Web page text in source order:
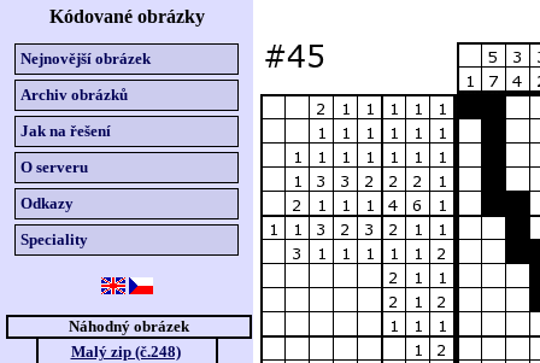
Kódované obrázky
Nejnovější obrázek
Archiv obrázků
Jak na řešení
O serveru
Odkazy
Speciality
Náhodný obrázek
Malý zip (č.248)